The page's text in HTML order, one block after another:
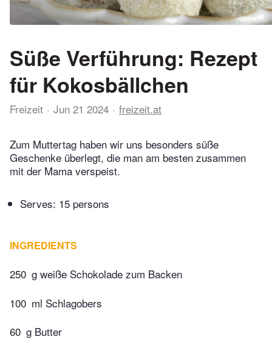
Süße Verführung: Rezept
für Kokosbällchen
Freizeit Jun 21 2024 freizeit.at
Zum Muttertag haben wir uns besonders süße
Geschenke überlegt, die man am besten zusammen
mit der Mama verspeist.
Serves: 15 persons
INGREDIENTS
250 g weiße Schokolade zum Backen
100 ml Schlagobers
60 g Butter